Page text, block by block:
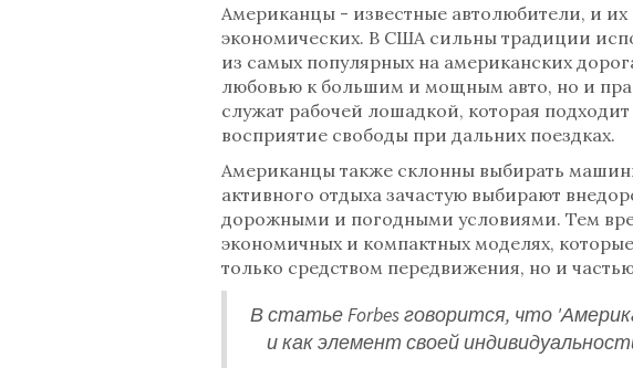
Американцы - известные автолюбители, и
экономических. В США сильны традиции
из самых популярных на американских
любовью к большим и мощным авто, но и
служат рабочей лошадкой, которая
восприятие свободы при дальних поездках.
Американцы также склонны выбирать
активного отдыха зачастую выбирают
дорожными и погодными условиями. Тем
экономичных и компактных моделях,
только средством передвижения, но и
В статье Forbes говорится, что
и как элемент своей